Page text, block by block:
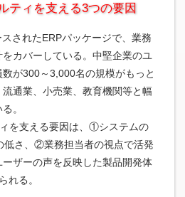
ティを支える3つの要因
されたERPパッケージで、業務
カバーしている。中堅企業のユ
が300～3,000名の規模がもっと
通業、小売業、教育機関等と幅
。
を支える要因は、①システムの
低さ、②業務担当者の視点で活発
ザーの声を反映した製品開発体
れる。